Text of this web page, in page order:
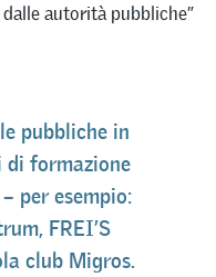
autorità pubbliche”
pubbliche in
formazione
per esempio:
FREI’S
club Migros.